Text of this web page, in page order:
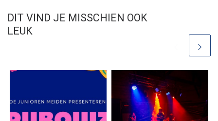
DIT VIND JE MISSCHIEN OOK
LEUK